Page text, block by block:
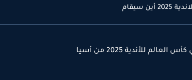
سيقام
للأندية 2025 من أسيا